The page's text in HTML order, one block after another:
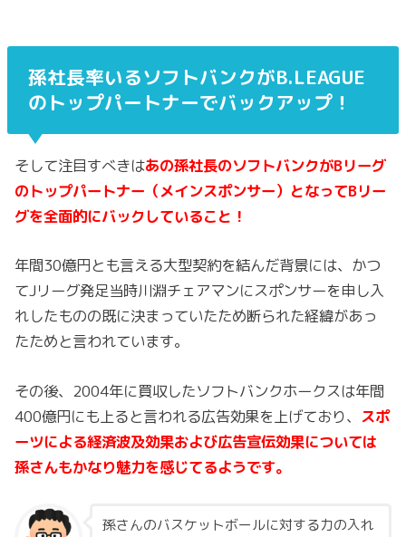
孫社長率いるソフトバンクがB.LEAGUE
のトップパートナーでバックアップ！
そして注目すべきはあの孫社長のソフトバンクがBリーグ
のトップパートナー（メインスポンサー）となってBリー
グを全面的にバックしていること！
年間30億円とも言える大型契約を結んだ背景には、かつ
てJリーグ発足当時川淵チェアマンにスポンサーを申し入
れしたものの既に決まっていたため断られた経緯があっ
たためと言われています。
その後、2004年に買収したソフトバンクホークスは年間
400億円にも上ると言われる広告効果を上げており、 スポ
ーツによる経済波及効果および広告宣伝効果については
孫さんもかなり魅力を感じてるようです。
孫さんのバスケットボールに対する力の入れ